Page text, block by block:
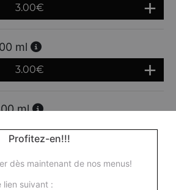
3.00€
ml
3.00€
ml
7.00€
Profitez-en!!!
dès maintenant de nos menus!
lien suivant :